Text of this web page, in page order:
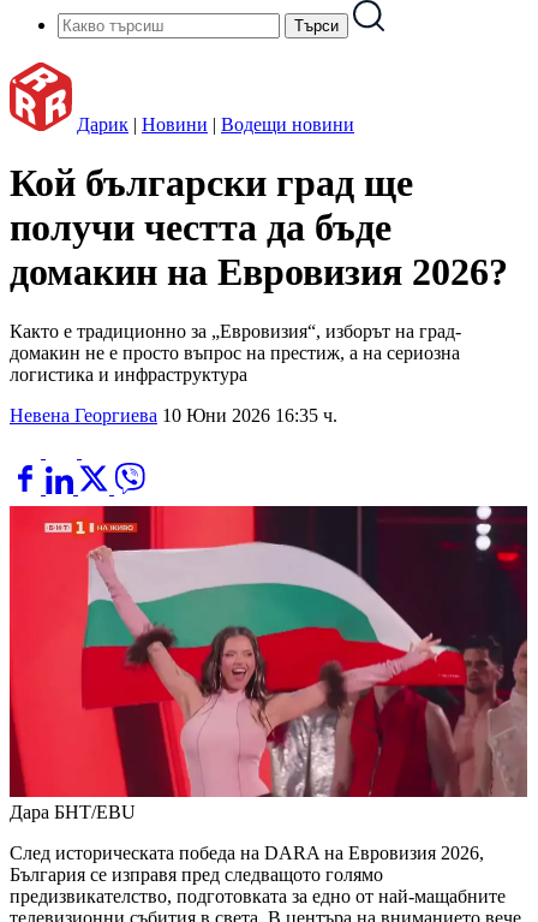
Дарик | Новини | Водещи новини
Кой български град ще
получи честта да бъде
домакин на Евровизия 2026?
Както е традиционно за „Евровизия“, изборът на град-
домакин не е просто въпрос на престиж, а на сериозна
логистика и инфраструктура
Невена Георгиева 10 Юни 2026 16:35 ч.
Дара БНТ/EBU
След историческата победа на DARA на Евровизия 2026,
България се изправя пред следващото голямо
предизвикателство, подготовката за едно от най-мащабните